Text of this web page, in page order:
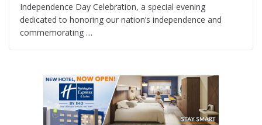
Independence Day Celebration, a special evening
dedicated to honoring our nation’s independence and
commemorating …